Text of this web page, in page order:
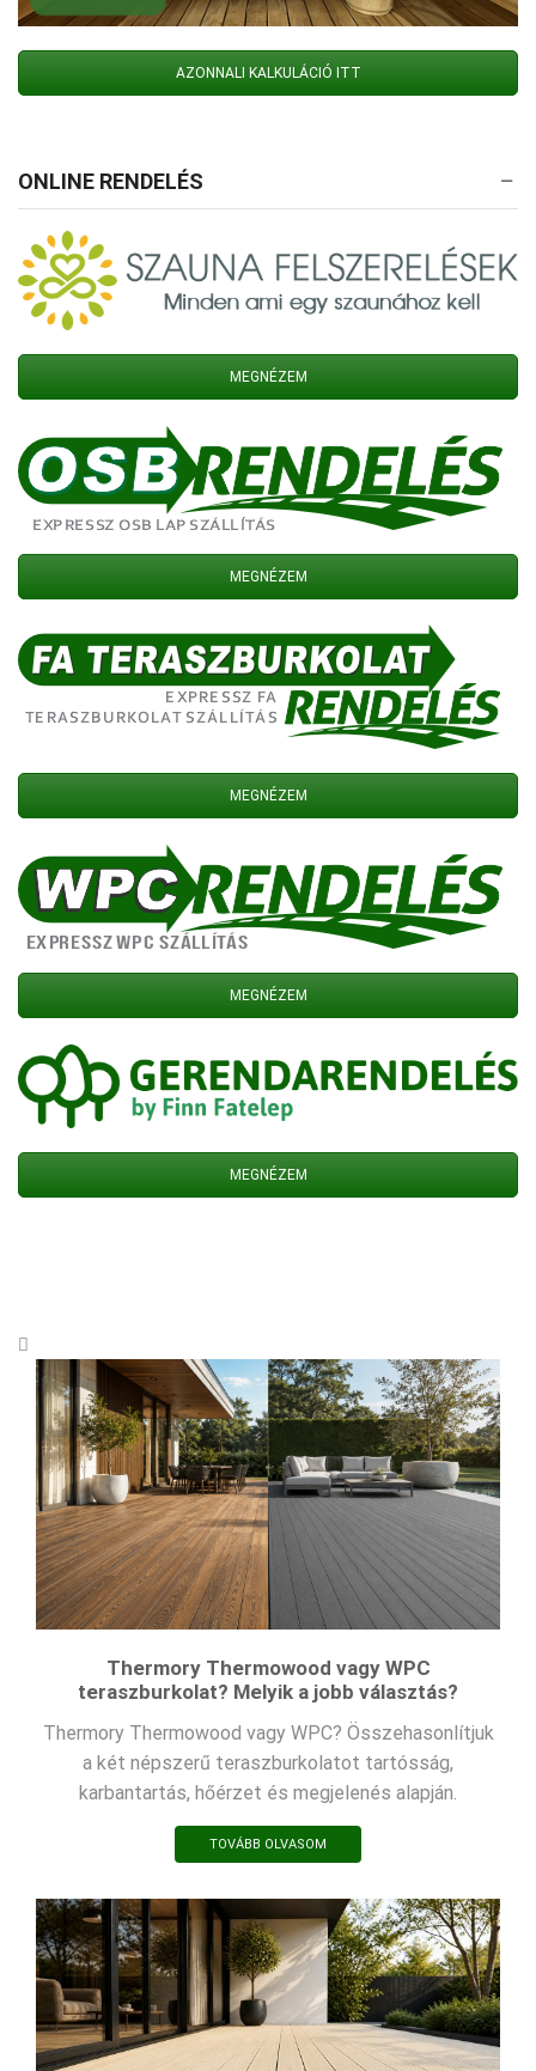
AZONNALI KALKULÁCIÓ ITT
ONLINE RENDELÉS
MEGNÉZEM
MEGNÉZEM
MEGNÉZEM
MEGNÉZEM
MEGNÉZEM
Thermory Thermowood vagy WPC
teraszburkolat? Melyik a jobb választás?
Thermory Thermowood vagy WPC? Összehasonlítjuk
a két népszerű teraszburkolatot tartósság,
karbantartás, hőérzet és megjelenés alapján.
TOVÁBB OLVASOM